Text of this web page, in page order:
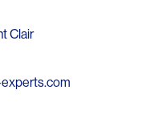
Clair